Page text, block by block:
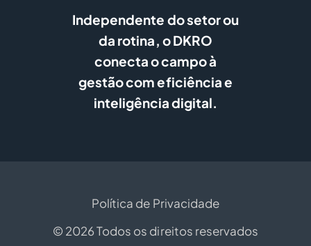
Independente do setor ou
da rotina, o DKRO
conecta o campo à
gestão com eficiência e
inteligência digital.
Política de Privacidade
© 2026 Todos os direitos reservados